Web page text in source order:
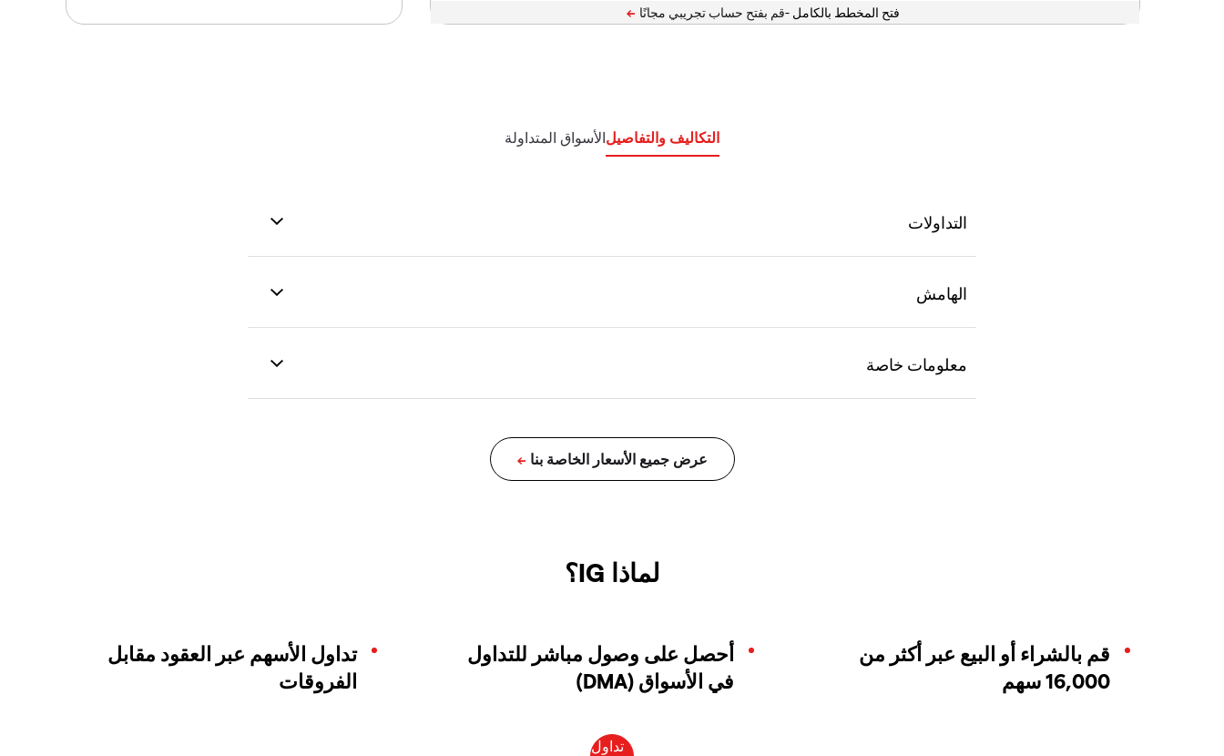
فتح المخطط بالكامل -
التكاليف والتفاصيلالأسواق المتداولة
لماذا IG؟
قم بالشراء أو البيع عبر أكثر من
16,000 سهم
أحصل على وصول مباشر للتداول
في الأسواق (DMA)
تداول الأسهم عبر العقود مقابل
الفروقات